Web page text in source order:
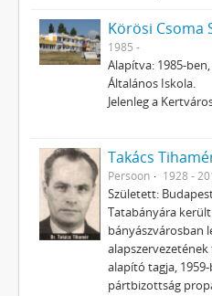
1985 -
Alapítva: 1985-
Általános Iskola.
Jelenleg a
Takács
Persoon 1928 -
Született:
Tatabányára
bányászvárosban
alapító tagja,
pártbizottság